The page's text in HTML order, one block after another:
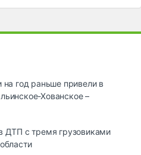
на год раньше привели в
Хованское –
ДТП с тремя грузовиками